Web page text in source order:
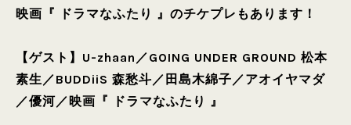
映画『 ドラマなふたり 』のチケプレもあります！
【ゲスト】 U-zhaan ／GOING UNDER GROUND 松本
素生／BUDDiiS 森愁斗／ 田島木綿子／アオイヤマダ
／優河／映画『 ドラマなふたり 』